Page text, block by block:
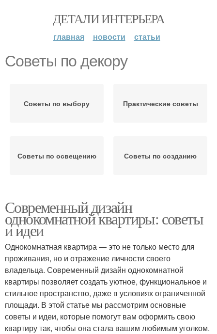
ДЕТАЛИ ИНТЕРЬЕРА
главная новости статьи
Советы по декору
Советы по выбору Практические советы
Советы по освещению Советы по созданию
Современный дизайн
однокомнатной квартиры: советы
и идеи
Однокомнатная квартира — это не только место для
проживания, но и отражение личности своего
владельца. Современный дизайн однокомнатной
квартиры позволяет создать уютное, функциональное и
стильное пространство, даже в условиях ограниченной
площади. В этой статье мы рассмотрим основные
советы и идеи, которые помогут вам оформить свою
квартиру так, чтобы она стала вашим любимым уголком.